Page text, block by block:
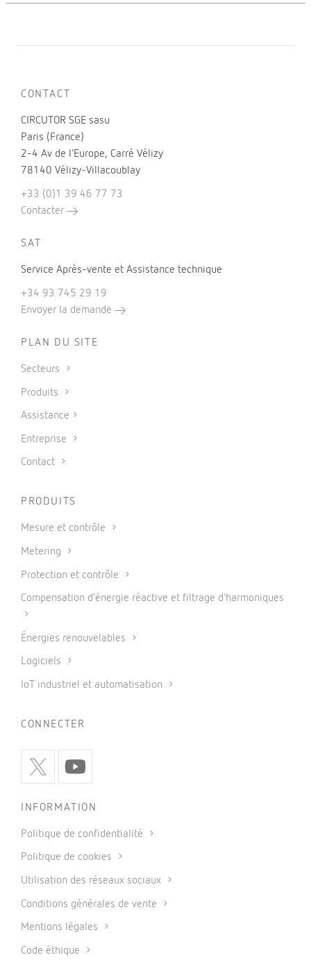
CONTACT
CIRCUTOR SGE sasu
Paris (France)
2-4 Av de l’Europe, Carré Vélizy
78140 Vélizy-Villacoublay
+33 (0)1 39 46 77 73
Contacter
SAT
Service Après-vente et Assistance technique
+34 93 745 29 19
Envoyer la demande
PLAN DU SITE
Secteurs
Produits
Assistance
Entreprise
Contact
PRODUITS
Mesure et contrôle
Metering
Protection et contrôle
Compensation d’énergie réactive et filtrage d’harmoniques
Énergies renouvelables
Logiciels
IoT industriel et automatisation
CONNECTER
INFORMATION
Politique de confidentialité
Politique de cookies
Utilisation des réseaux sociaux
Conditions générales de vente
Mentions légales
Code éthique